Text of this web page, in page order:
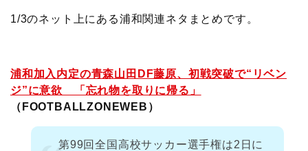
1/3のネット上にある浦和関連ネタまとめです。
浦和加入内定の青森山田DF藤原、初戦突破で“リベン
ジ”に意欲 「忘れ物を取りに帰る」
（FOOTBALLZONEWEB）
第99回全国高校サッカー選手権は2日に